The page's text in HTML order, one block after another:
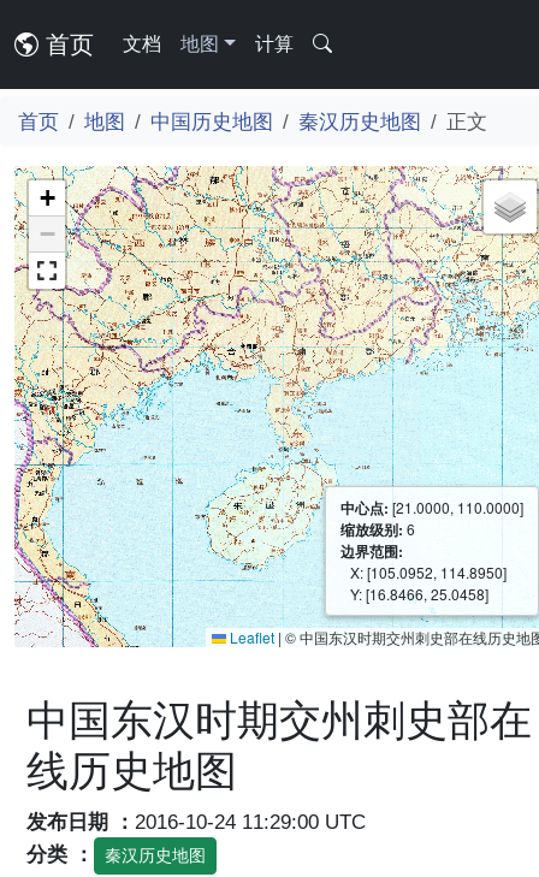
首页 文档 地图 计算
首页 地图 中国历史地图 秦汉历史地图 正文
+
−
中心点: [21.0000, 110.0000]
缩放级别: 6
边界范围:
X: [105.0952, 114.8950]
Y: [16.8466, 25.0458]
Leaflet | © 中国东汉时期交州刺史部在线历史地
中国东汉时期交州刺史部在
线历史地图
发布日期 ： 2016-10-24 11:29:00 UTC
分类 ：
秦汉历史地图